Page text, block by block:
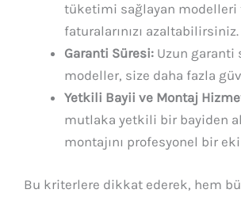
tüketimi sağlayan modelleri
faturalarınızı azaltabilirsiniz.
Garanti Süresi: Uzun garanti
modeller, size daha fazla
Yetkili Bayii ve Montaj
mutlaka yetkili bir bayiden
montajını profesyonel bir
Bu kriterlere dikkat ederek, hem